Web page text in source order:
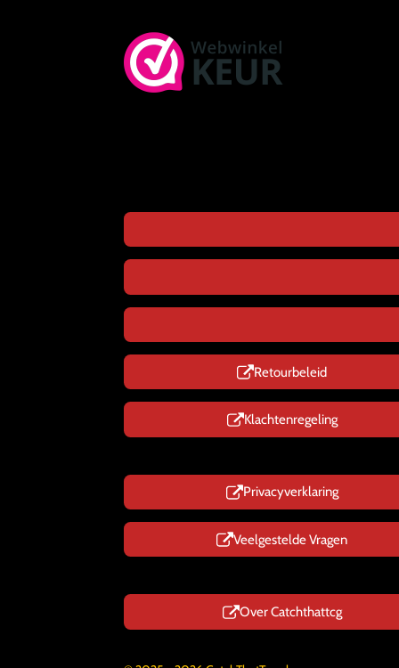
Retourbeleid
Klachtenregeling
Privacyverklaring
Veelgestelde Vragen
Over Catchthattcg